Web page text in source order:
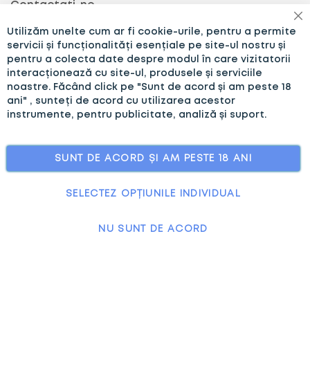
Contactați-ne
Setări cookie
Politică de cookies
ANPC
Utilizăm unelte cum ar fi cookie-urile, pentru a permite
servicii și funcționalități esențiale pe site-ul nostru și
pentru a colecta date despre modul în care vizitatorii
interacționează cu site-ul, produsele și serviciile
noastre. Făcând click pe "Sunt de acord și am peste 18
ani" , sunteți de acord cu utilizarea acestor
instrumente, pentru publicitate, analiză și suport.
SUNT DE ACORD ȘI AM PESTE 18 ANI
SELECTEZ OPȚIUNILE INDIVIDUAL
NU SUNT DE ACORD